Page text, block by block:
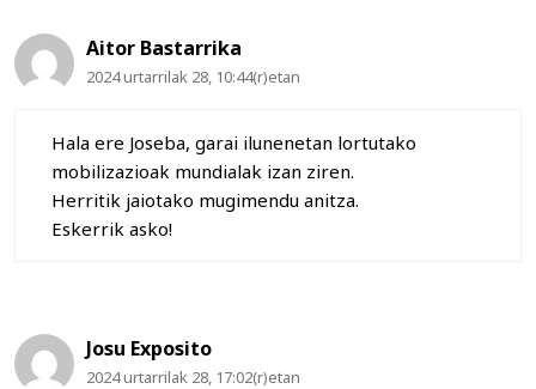
Aitor Bastarrika
2024 urtarrilak 28, 10:44(r)etan
Hala ere Joseba, garai ilunenetan lortutako
mobilizazioak mundialak izan ziren.
Herritik jaiotako mugimendu anitza.
Eskerrik asko!
Josu Exposito
2024 urtarrilak 28, 17:02(r)etan